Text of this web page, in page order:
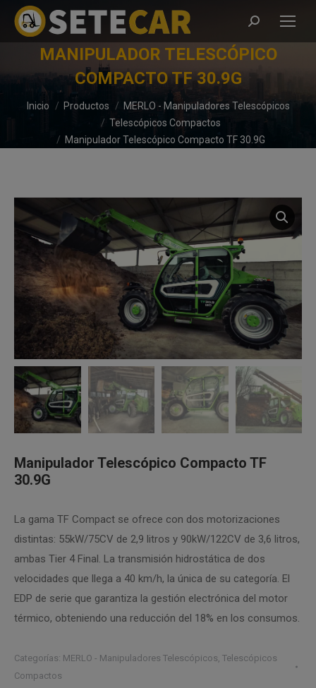
Buscar:
MANIPULADOR TELESCÓPICO
COMPACTO TF 30.9G
Estás aquí:
Inicio Productos
MERLO - Manipuladores Telescópicos
Telescópicos Compactos
Manipulador Telescópico Compacto TF 30.9G
Manipulador Telescópico Compacto TF
30.9G
La gama TF Compact se ofrece con dos motorizaciones
distintas: 55kW/75CV de 2,9 litros y 90kW/122CV de 3,6 litros,
ambas Tier 4 Final. La transmisión hidrostática de dos
velocidades que llega a 40 km/h, la única de su categoría. El
EDP de serie que garantiza la gestión electrónica del motor
térmico, obteniendo una reducción del 18% en los consumos.
Categorías: MERLO - Manipuladores Telescópicos Telescópicos
Compactos